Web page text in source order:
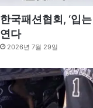
한국패션협회, ‘입
연다
2026년 7월 29일